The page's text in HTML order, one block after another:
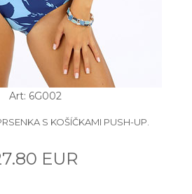
Art: 6G002
S KOŠÍČKAMI PUSH-UP.
EUR